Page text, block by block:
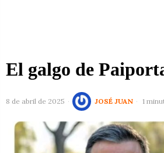
El galgo de
8 de abril de 2025 JOSÉ JUAN 1